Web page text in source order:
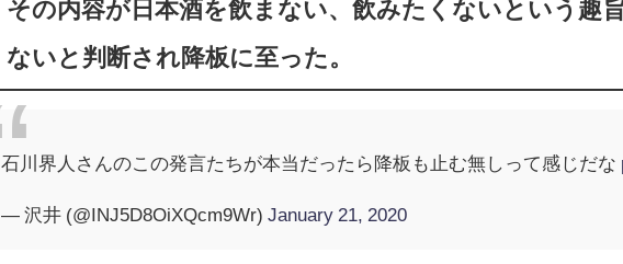
その内容が日本酒を飲まない、飲みたくないという趣
ないと判断され降板に至った。
石川界人さんのこの発言たちが本当だったら降板も止む無しって感じだな
— 沢井 (@INJ5D8OiXQcm9Wr)January 21, 2020